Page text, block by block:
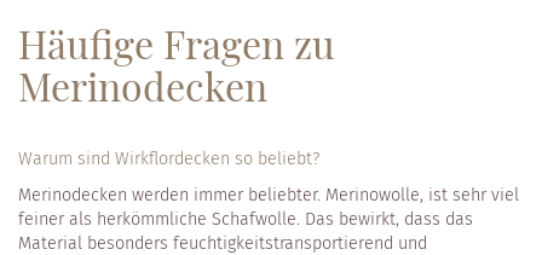
Häufige Fragen zu
Merinodecken
Warum sind Wirkflordecken so beliebt?
Merinodecken werden immer beliebter. Merinowolle, ist sehr viel
feiner als herkömmliche Schafwolle. Das bewirkt, dass das
Material besonders feuchtigkeitstransportierend und